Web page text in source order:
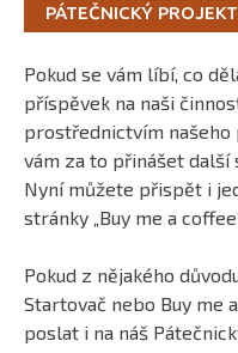
PÁTEČNICKÝ
Pokud se vám líbí, co
příspěvek na naši
prostřednictvím našeho
vám za to přinášet další
Nyní můžete přispět i
stránky „Buy me a
Pokud z nějakého
Startovač nebo Buy me
poslat i na náš